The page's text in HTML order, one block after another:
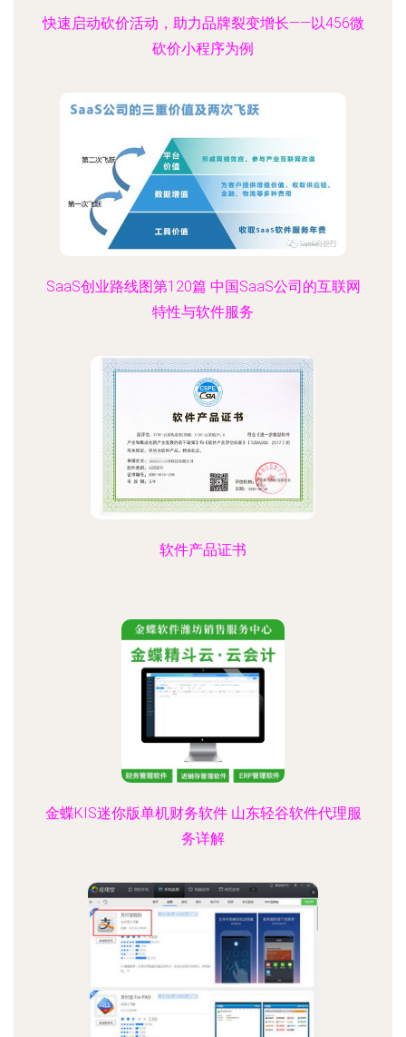
快速启动砍价活动，助力品牌裂变增长——以456微
砍价小程序为例
SaaS创业路线图第120篇 中国SaaS公司的互联网
特性与软件服务
软件产品证书
金蝶KIS迷你版单机财务软件 山东轻谷软件代理服
务详解